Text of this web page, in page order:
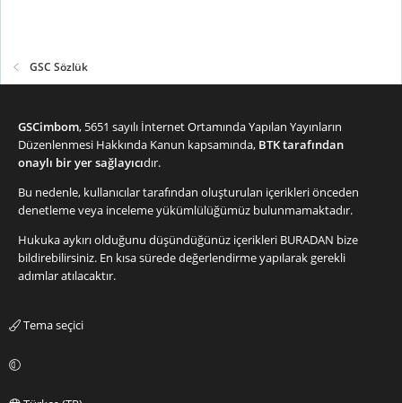
GSC Sözlük
GSCimbom, 5651 sayılı İnternet Ortamında Yapılan Yayınların
Düzenlenmesi Hakkında Kanun kapsamında, BTK tarafından
onaylı bir yer sağlayıcıdır.
Bu nedenle, kullanıcılar tarafından oluşturulan içerikleri önceden
denetleme veya inceleme yükümlülüğümüz bulunmamaktadır.
Hukuka aykırı olduğunu düşündüğünüz içerikleri BURADAN bize
bildirebilirsiniz. En kısa sürede değerlendirme yapılarak gerekli
adımlar atılacaktır.
Tema seçici